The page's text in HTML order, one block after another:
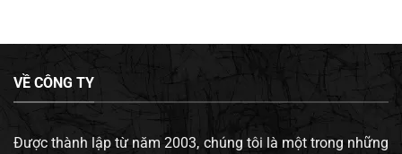
VỀ CÔNG TY
Được thành lập từ năm 2003, chúng tôi là một trong những